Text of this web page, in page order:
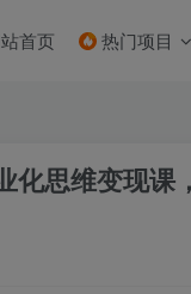
首页 热门项目
化思维变现